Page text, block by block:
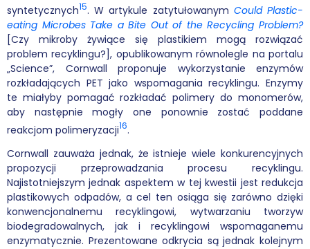
syntetycznych15. W artykule zatytułowanym Could Plastic-
eating Microbes Take a Bite Out of the Recycling Problem?
[Czy mikroby żywiące się plastikiem mogą rozwiązać
problem recyklingu?], opublikowanym równolegle na portalu
„Science”, Cornwall proponuje wykorzystanie enzymów
rozkładających PET jako wspomagania recyklingu. Enzymy
te miałyby pomagać rozkładać polimery do monomerów,
aby następnie mogły one ponownie zostać poddane
reakcjom polimeryzacji16.
Cornwall zauważa jednak, że istnieje wiele konkurencyjnych
propozycji przeprowadzania procesu recyklingu.
Najistotniejszym jednak aspektem w tej kwestii jest redukcja
plastikowych odpadów, a cel ten osiąga się zarówno dzięki
konwencjonalnemu recyklingowi, wytwarzaniu tworzyw
biodegradowalnych, jak i recyklingowi wspomaganemu
enzymatycznie. Prezentowane odkrycia są jednak kolejnym